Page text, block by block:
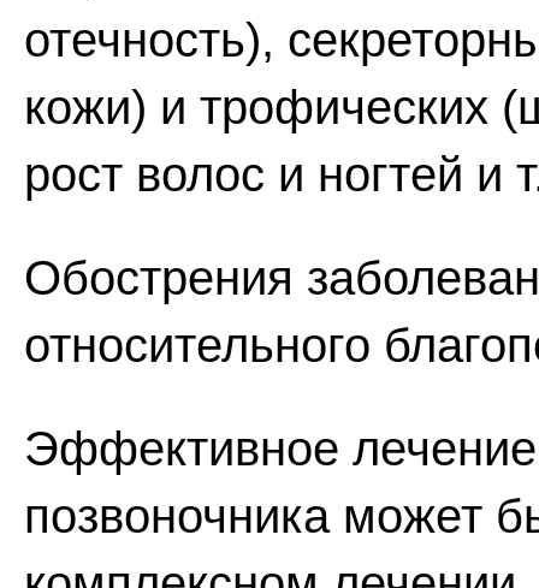
отечность),
кожи) и трофических
рост волос и ногтей и
Обострения
относительного
Эффективное
позвоночника может